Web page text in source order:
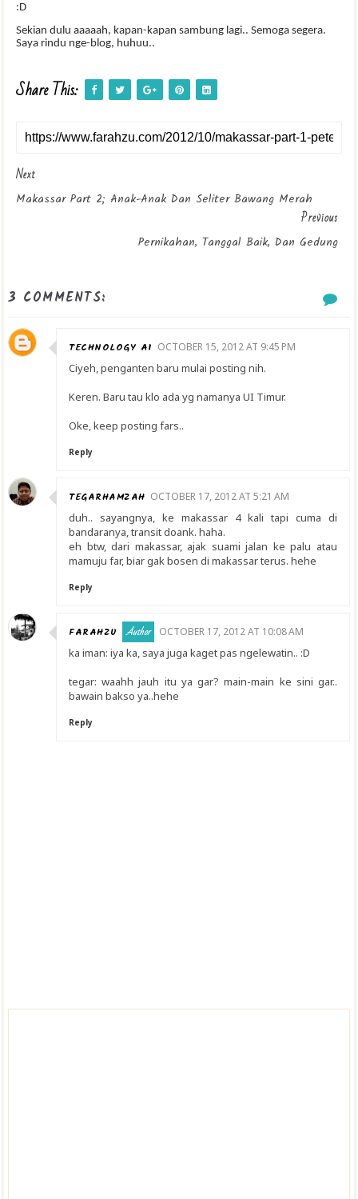
:D
Sekian dulu aaaaah, kapan-kapan sambung lagi.. Semoga segera.
Saya rindu nge-blog, huhuu..
Share This:
Next
Makassar Part 2; Anak-Anak Dan Seliter Bawang Merah
Previous
Pernikahan, Tanggal Baik, Dan Gedung
3 COMMENTS:
TECHNOLOGY AI OCTOBER 15, 2012 AT 9:45 PM
Ciyeh, penganten baru mulai posting nih.
Keren. Baru tau klo ada yg namanya UI Timur.
Oke, keep posting fars..
Reply
TEGARHAMZAH OCTOBER 17, 2012 AT 5:21 AM
duh.. sayangnya, ke makassar 4 kali tapi cuma di
bandaranya, transit doank. haha.
eh btw, dari makassar, ajak suami jalan ke palu atau
mamuju far, biar gak bosen di makassar terus. hehe
Reply
FARAHZU OCTOBER 17, 2012 AT 10:08 AM
ka iman: iya ka, saya juga kaget pas ngelewatin.. :D
tegar: waahh jauh itu ya gar? main-main ke sini gar..
bawain bakso ya..hehe
Reply